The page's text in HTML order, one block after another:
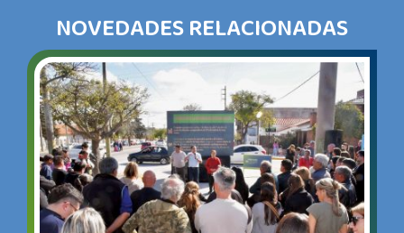
NOVEDADES RELACIONADAS